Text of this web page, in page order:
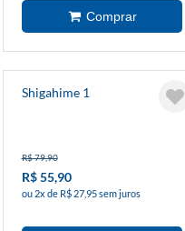
Shigahime 1
R$ 79,90
R$ 55,90
ou 2x de R$ 27,95 sem juros